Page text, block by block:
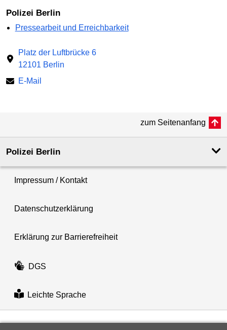
Polizei Berlin
Pressearbeit und Erreichbarkeit
Platz der Luftbrücke 6
12101 Berlin
E-Mail
zum Seitenanfang
Polizei Berlin
Impressum / Kontakt
Datenschutzerklärung
Erklärung zur Barrierefreiheit
DGS
Leichte Sprache